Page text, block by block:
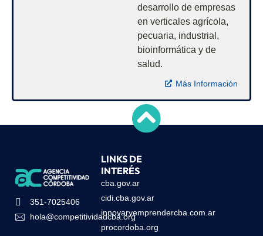
desarrollo de empresas
en verticales agrícola,
pecuaria, industrial,
bioinformática y de
salud.
Más Información
351-7025406
hola@competitividadcba.org
LINKS DE
INTERÉS
cba.gov.ar
cidi.cba.gov.ar
innovaryemprendercba.com.ar
procordoba.org